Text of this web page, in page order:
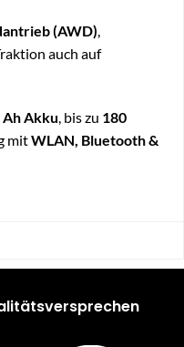
(AWD),
auch auf
Ah Akku, bis zu 180
mitWLAN, Bluetooth &